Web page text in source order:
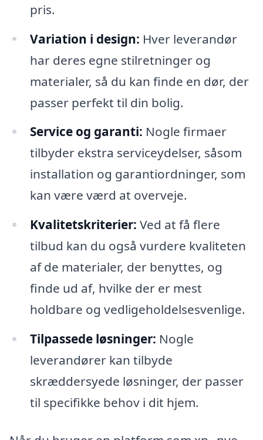
pris.
Variation i design: Hver leverandør
har deres egne stilretninger og
materialer, så du kan finde en dør, der
passer perfekt til din bolig.
Service og garanti: Nogle firmaer
tilbyder ekstra serviceydelser, såsom
installation og garantiordninger, som
kan være værd at overveje.
Kvalitetskriterier: Ved at få flere
tilbud kan du også vurdere kvaliteten
af de materialer, der benyttes, og
finde ud af, hvilke der er mest
holdbare og vedligeholdelsesvenlige.
Tilpassede løsninger: Nogle
leverandører kan tilbyde
skræddersyede løsninger, der passer
til specifikke behov i dit hjem.